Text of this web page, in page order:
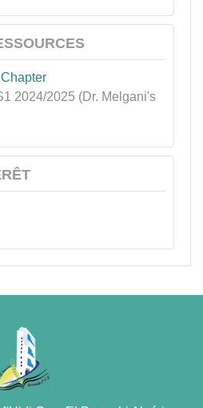
Chapter
2024/2025 (Dr. Melgani's